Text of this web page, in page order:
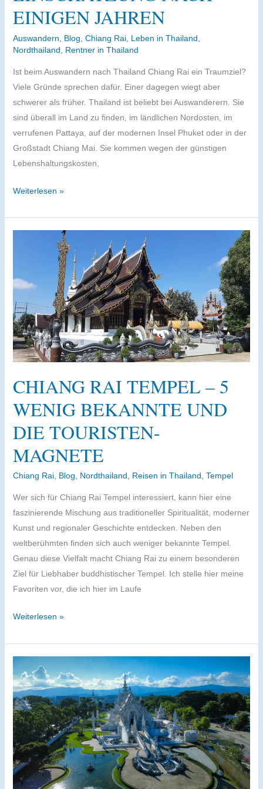
EINIGEN JAHREN
Auswandern Blog Chiang Rai, Leben in Thailand
Nordthailand
Rentner in Thailand
Ist beim Auswandern nach Thailand Chiang Rai ein Traumziel?
Viele Gründe sprechen dafür. Einer dagegen wiegt aber
schwerer als früher. Thailand ist beliebt bei Auswanderern. Sie
sind überall im Land zu finden, im ländlichen Nordosten, im
verrufenen Pattaya, auf der modernen Insel Phuket oder in der
Großstadt Chiang Mai. Sie kommen wegen der günstigen
Lebenshaltungskosten,
Auswandern
Chiang
Einschätzung
einigen
Jahren
Weiterlesen »
CHIANG RAI TEMPEL – 5
WENIG BEKANNTE UND
DIE TOURISTEN-
MAGNETE
Chiang Rai, Blog, Nordthailand, Reisen in Thailand, Tempel
Wer sich für Chiang Rai Tempel interessiert, kann hier eine
faszinierende Mischung aus traditioneller Spiritualität, moderner
Kunst und regionaler Geschichte entdecken. Neben den
weltberühmten finden sich auch weniger bekannte Tempel.
Genau diese Vielfalt macht Chiang Rai zu einem besonderen
Ziel für Liebhaber buddhistischer Tempel. Ich stelle hier meine
Favoriten vor, die ich hier im Laufe
Chiang
Tempel
–
5
wenig
bekannte
und
die
Touristen-
Magnete
Weiterlesen »